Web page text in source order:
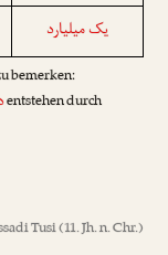
یک میلیارد
bemerken:
entstehen durch
Tusi(11. Jh. n. Chr.)